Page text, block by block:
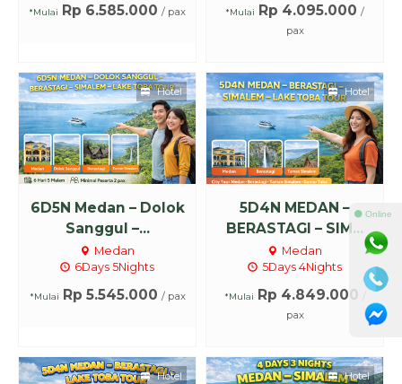
*Mulai Rp 6.585.000 / pax *Mulai Rp 4.095.000 /
pax
6D5N Medan – Dolok
Sanggul –...
Medan
6Days 5Nights
*Mulai Rp 5.545.000 / pax
Hotel
5D4N MEDAN –
BERASTAGI – SIM...
Medan
5Days 4Nights
*Mulai Rp 4.849.000
pax
Hotel
Hotel Hotel
⚫ Online